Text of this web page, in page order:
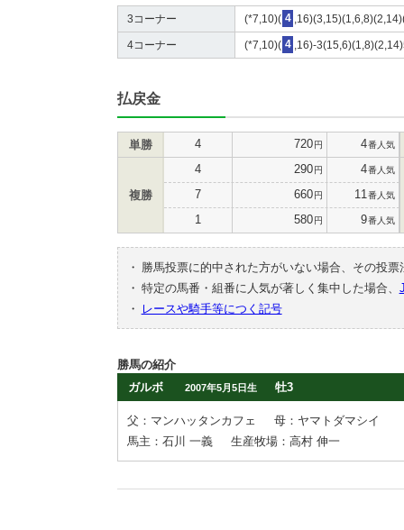
3コーナー (*7,10)( 4
4コーナー (*7,10)( 4 ,16)-
払戻金
単勝 4 720円 4番人気
複勝
4 290円 4番人気
7 660円 11 番人気
1 580円 9番人気
・
勝馬投票に的中された方がいない場合、その投
・ 特定の馬番・組番に人気が著しく集中した場合、
・
レースや騎手等につく記号
勝馬の紹介
ガルボ
2007年5月5日生 牡3
父：マンハッタンカフェ
母：ヤマトダマシイ
馬主：石川 一義
生産牧場：高村 伸一